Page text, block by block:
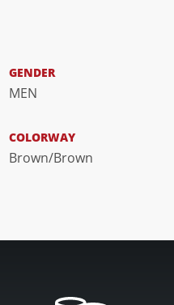
GENDER
MEN
COLORWAY
Brown/Brown